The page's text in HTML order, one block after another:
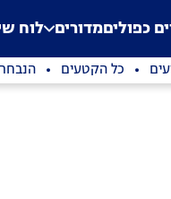
Application error: a
. כפוליםמדורים לוח
כל הקטעים